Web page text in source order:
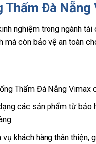
Thấm Đà Nẵng
nghiệm trong ngành
mà còn bảo vệ an toàn
Thấm Đà Nẵng Vimax
các sản phẩm từ bảo
vụ khách hàng thân thiện,